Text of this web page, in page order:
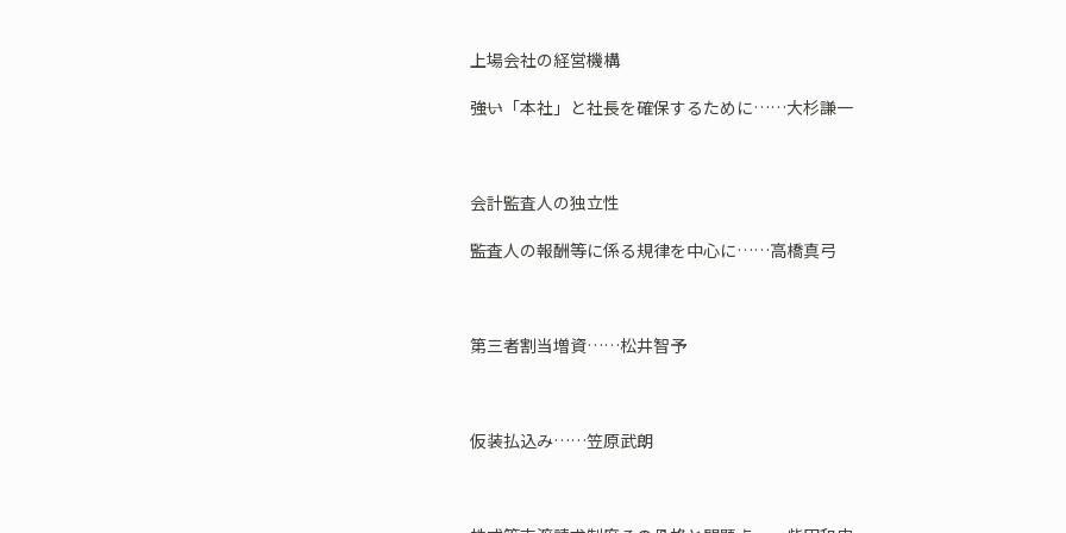
上場会社の経営機構
――強い「本社」と社長を確保するために……大杉謙一
会計監査人の独立性
――監査人の報酬等に係る規律を中心に……高橋真弓
第三者割当増資……松井智予
仮装払込み……笠原武朗